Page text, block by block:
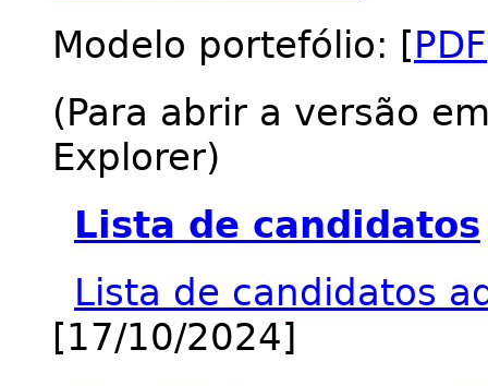
Modelo portefólio: [PDF
(Para abrir a versão
Explorer)
Lista de candidatos
Lista de candidatos
[17/10/2024]